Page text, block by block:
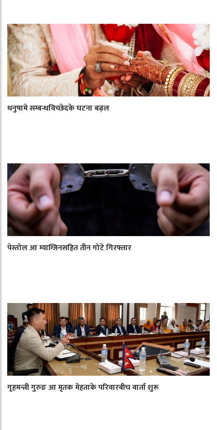
धनुषामे सम्बन्धविच्छेदके घटना बढ़ल
पेस्तोल आ म्याग्जिनसहित तीन गोटे गिरफ्तार
गृहमन्त्री गुरुङ आ मृतक मेहताके परिवारबीच वार्ता शुरू